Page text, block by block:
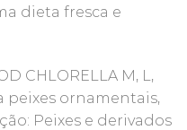
dieta fresca e
CHLORELLA M, L,
peixes ornamentais,
Peixes e derivados